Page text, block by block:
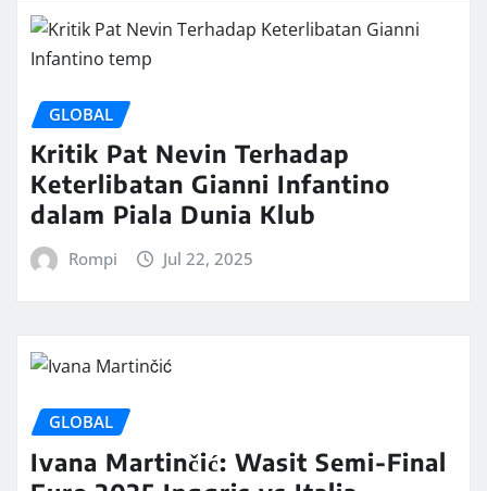
GLOBAL
Kritik Pat Nevin Terhadap
Keterlibatan Gianni Infantino
dalam Piala Dunia Klub
Rompi Jul 22, 2025
GLOBAL
Ivana Martinčić: Wasit Semi-Final